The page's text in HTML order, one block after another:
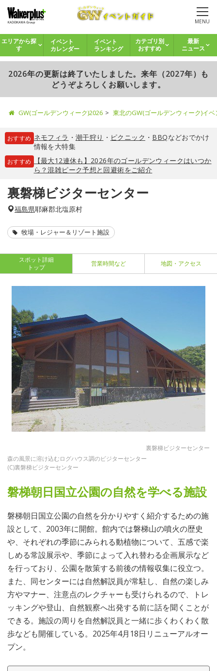
MENU
エリアから探
す
イベント
カレンダー
イベント
ランキング
カテゴリ別
おすすめ
最新
ニュース
2026年の更新は終了いたしました。来年（2027年）も
どうぞよろしくお願いします。
GW(ゴールデンウィーク)2026 東北のGW(ゴールデンウィーク)イ
おすすめ ネモフィラ ・ 潮干狩り ・ ピクニック ・ BBQなどおでかけ
情報を大特集
おすすめ
【最大12連休も】2026年のゴールデンウィークはいつか
ら？混雑ピーク予想と回避術をご紹介
裏磐梯ビジターセンター
福島県耶麻郡北塩原村
牧場・レジャー＆リゾート施設
スポット詳細
トップ
営業時間など 地図・アクセス
裏磐梯ビジターセンター
森の風景に溶け込むログハウス調のビジターセンター
(C)裏磐梯ビジターセンター
磐梯朝日国立公園の自然を学べる施設
磐梯朝日国立公園の自然を分かりやすく紹介するための施
設として、2003年に開館。館内では磐梯山の噴火の歴史
や、それぞれの季節にみられる動植物について、五感で楽
しめる常設展示や、季節によって入れ替わる企画展示など
を行っており、公園を散策する前後の情報収集に役立つ。
また、同センターには自然解説員が常駐し、自然の楽しみ
方やマナー、注意点のレクチャーも受けられるので、トレ
ッキングや登山、自然観察へ出発する前に話を聞くことが
できる。施設の周りを自然解説員と一緒に歩くわくわく散
歩なども開催している。2025年4月18日リニューアルオー
プン。